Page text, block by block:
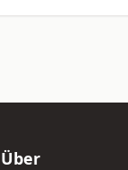
Über